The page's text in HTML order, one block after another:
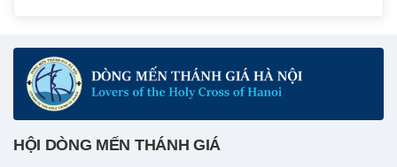
HỘI DÒNG MẾN THÁNH GIÁ